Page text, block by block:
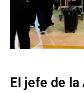
El jefe de la